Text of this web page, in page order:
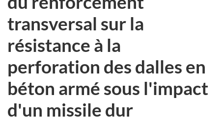
transversal sur la
résistance à la
perforation des dalles en
béton armé sous l'impact
d'un missile dur